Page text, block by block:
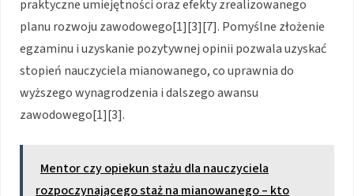
praktyczne umiejętności oraz efekty zrealizowanego
planu rozwoju zawodowego[1][3][7]. Pomyślne złożenie
egzaminu i uzyskanie pozytywnej opinii pozwala uzyskać
stopień nauczyciela mianowanego, co uprawnia do
wyższego wynagrodzenia i dalszego awansu
zawodowego[1][3].
Mentor czy opiekun stażu dla nauczyciela
rozpoczynającego staż na mianowanego – kto